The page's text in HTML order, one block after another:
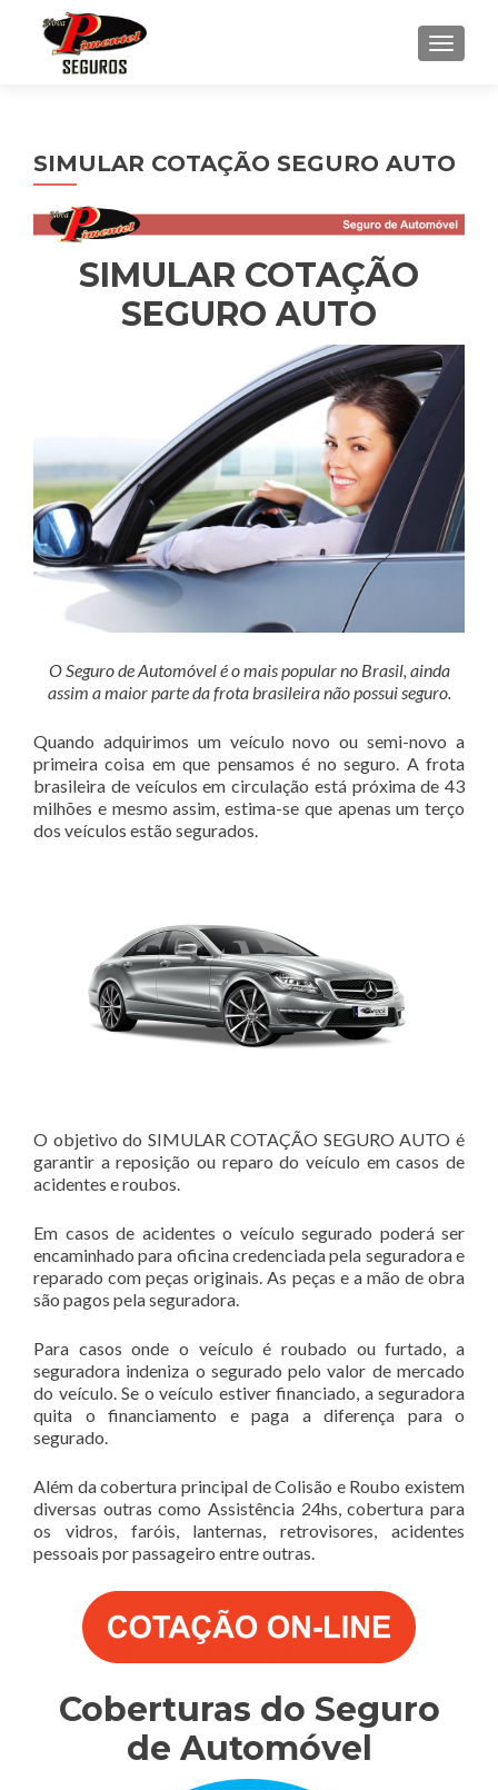
SIMULAR COTAÇÃO SEGURO AUTO
SIMULAR COTAÇÃO
SEGURO AUTO
O Seguro de Automóvel é o mais popular no Brasil, ainda
assim a maior parte da frota brasileira não possui seguro.
Quando adquirimos um veículo novo ou semi-novo a
primeira coisa em que pensamos é no seguro. A frota
brasileira de veículos em circulação está próxima de 43
milhões e mesmo assim, estima-se que apenas um terço
dos veículos estão segurados.
O objetivo do SIMULAR COTAÇÃO SEGURO AUTO é
garantir a reposição ou reparo do veículo em casos de
acidentes e roubos.
Em casos de acidentes o veículo segurado poderá ser
encaminhado para oficina credenciada pela seguradora e
reparado com peças originais. As peças e a mão de obra
são pagos pela seguradora.
Para casos onde o veículo é roubado ou furtado, a
seguradora indeniza o segurado pelo valor de mercado
do veículo. Se o veículo estiver financiado, a seguradora
quita o financiamento e paga a diferença para o
segurado.
Além da cobertura principal de Colisão e Roubo existem
diversas outras como Assistência 24hs, cobertura para
os vidros, faróis, lanternas, retrovisores, acidentes
pessoais por passageiro entre outras.
Coberturas do Seguro
de Automóvel